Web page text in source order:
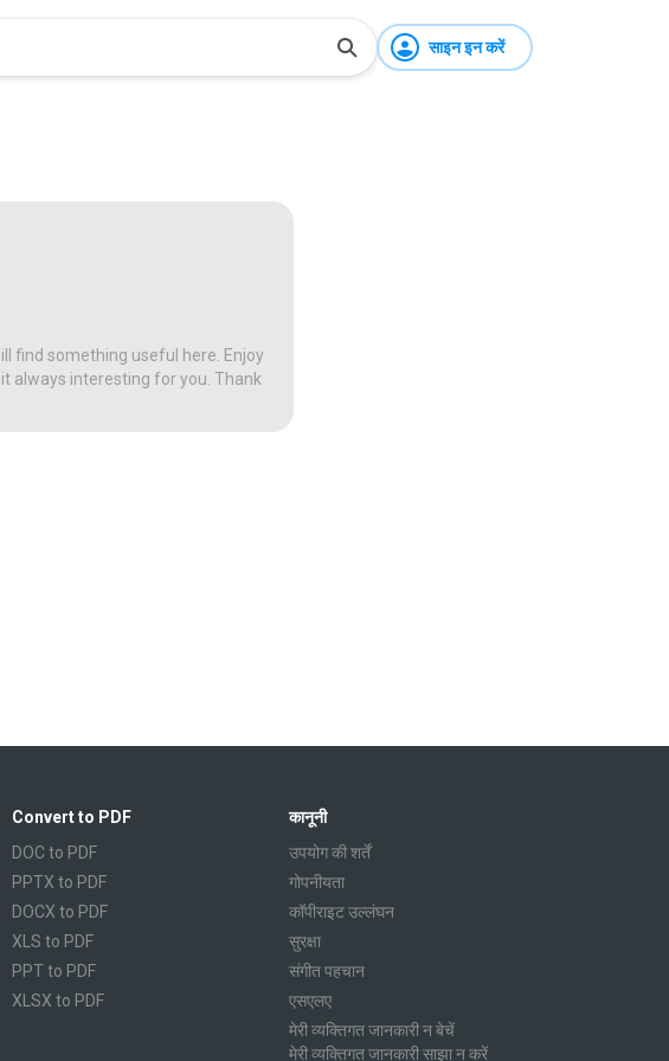
साइन इन करें
find something useful here. Enjoy
always interesting for you. Thank
Convert to PDF
DOC to PDF
PPTX to PDF
DOCX to PDF
XLS to PDF
PPT to PDF
XLSX to PDF
कानूनी
उपयोग की शर्तें
गोपनीयता
कॉपीराइट उल्लंघन
सुरक्षा
संगीत पहचान
एसएलए
मेरी व्यक्तिगत जानकारी न बेचें
मेरी व्यक्तिगत जानकारी साझा न करें